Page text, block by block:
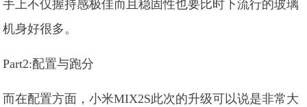
手上不仅握持感极佳而且稳固性也要比时下流行的玻璃
机身好很多。
Part2:配置与跑分
而在配置方面，小米MIX2S此次的升级可以说是非常大